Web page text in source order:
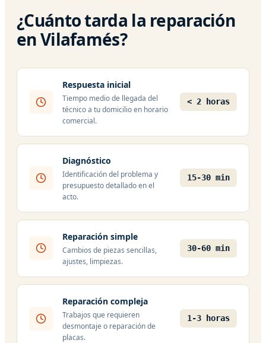
¿Cuánto tarda la reparación
en Vilafamés?
Respuesta inicial
Tiempo medio de llegada del
técnico a tu domicilio en horario
comercial.
< 2 horas
Diagnóstico
Identificación del problema y
presupuesto detallado en el
acto.
15-30 min
Reparación simple
Cambios de piezas sencillas,
ajustes, limpiezas.
30-60 min
Reparación compleja
Trabajos que requieren
desmontaje o reparación de
placas.
1-3 horas